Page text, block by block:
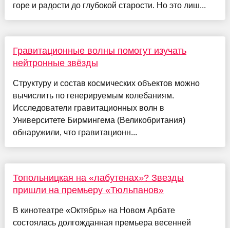
горе и радости до глубокой старости. Но это лиш...
Гравитационные волны помогут изучать
нейтронные звёзды
Структуру и состав космических объектов можно
вычислить по генерируемым колебаниям.
Исследователи гравитационных волн в
Университете Бирмингема (Великобритания)
обнаружили, что гравитационн...
Топольницкая на «лабутенах»? Звезды
пришли на премьеру «Тюльпанов»
В кинотеатре «Октябрь» на Новом Арбате
состоялась долгожданная премьера весенней